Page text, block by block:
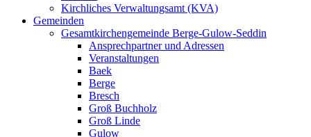
Kirchliches Verwaltungsamt (KVA)
Gemeinden
Gesamtkirchengemeinde Berge-Gulow-Seddin
Ansprechpartner und Adressen
Veranstaltungen
Baek
Berge
Bresch
Groß Buchholz
Groß Linde
Gulow